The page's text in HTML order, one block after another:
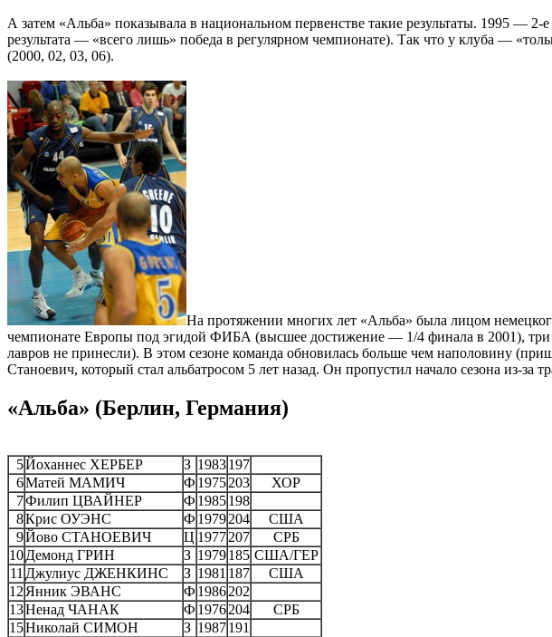
А затем «Альба» показывала в национальном первенстве такие результаты.
результата — «всего лишь» победа в регулярном чемпионате). Так что у клуба —
(2000, 02, 03, 06).
На протяжении многих лет «Альба» была лицом
чемпионате Европы под эгидой ФИБА (высшее достижение — 1/4 финала в 2001),
лавров не принесли). В этом сезоне команда обновилась больше чем наполовину
Станоевич, который стал альбатросом 5 лет назад. Он пропустил начало сезона
«Альба» (Берлин, Германия)
5Йоханнес ХЕРБЕР З 1983197
6Матей МАМИЧ Ф 1975203
ХОР
7Филип ЦВАЙНЕР Ф 1985198
8Крис ОУЭНС Ф 1979204
США
9Йово СТАНОЕВИЧ Ц 1977207
СРБ
10Демонд ГРИН З 1979185 США/ГЕР
11 Джулиус ДЖЕНКИНС З 1981 187
США
12 Янник ЭВАНС Ф 1986202
13Ненад ЧАНАК Ф 1976204
СРБ
15Николай СИМОН З 1987191